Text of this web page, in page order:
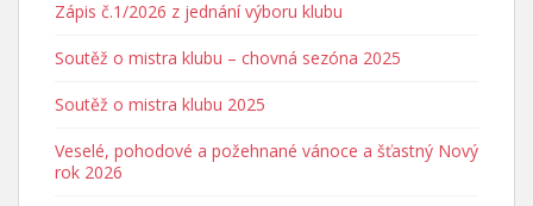
Zápis č.1/2026 z jednání výboru klubu
Soutěž o mistra klubu – chovná sezóna 2025
Soutěž o mistra klubu 2025
Veselé, pohodové a požehnané vánoce a šťastný Nový
rok 2026